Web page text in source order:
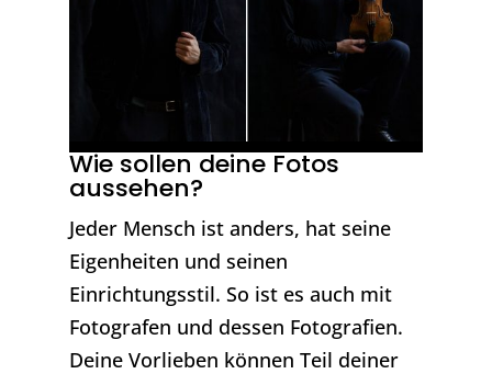
Wie sollen deine Fotos
aussehen?
Jeder Mensch ist anders, hat seine
Eigenheiten und seinen
Einrichtungsstil. So ist es auch mit
Fotografen und dessen Fotografien.
Deine Vorlieben können Teil deiner